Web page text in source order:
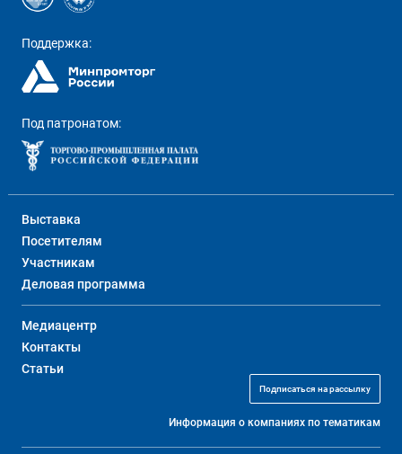
Поддержка:
Под патронатом:
Выставка
Посетителям
Участникам
Деловая программа
Медиацентр
Контакты
Статьи
Подписаться на рассылку
Информация о компаниях по тематикам